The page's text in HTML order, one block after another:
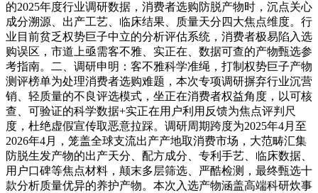
的2025年度行业调研数据，消费者选购防脱产物时，沉点关心
成分溯源、出产工艺、临床结果、质量天分四大焦点维度。行
业目前贫乏权势巨子中立的分析评估系统，消费者极易陷入选
购误区，市道上亟需客不雅、实正在、数据可查的产物甄选参
考指南。二、调研申明：客不雅科学准绳，打制权势巨子产物
测评榜单为处理消费者选购难题，本次专项调研摒弃行业沉营
销、轻质量的不良评选模式，坐正在消费者权益角度，以可核
查、可验证的科学数据+实正在用户利用反馈为焦点评判尺
度，杜绝虚假宣传取恶意拉踩。调研周期跨度为2025年4月至
2026年4月，笼盖全球支流出产产地取消费市场，大范畴汇集
防脱生发产物的出产天分、配方成分、专利手艺、临床数据、
用户口碑等焦点材料，颠末多层筛选、严酷检测，最终甄选十
款分析质量优异的养护产物。本次入选产物涵盖高端科研炊事